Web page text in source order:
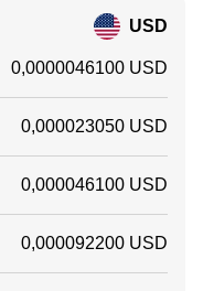
USD
0,0000046100 USD
0,000023050 USD
0,000046100 USD
0,000092200 USD